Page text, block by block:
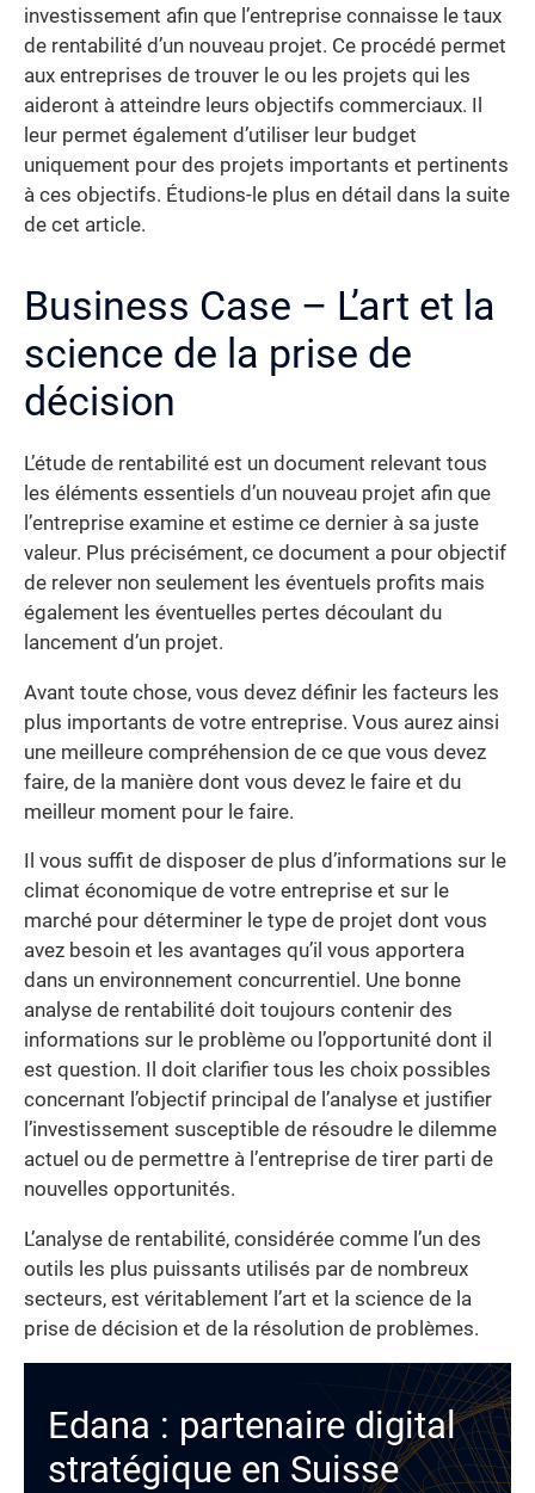
investissement afin que l’entreprise connaisse le taux
de rentabilité d’un nouveau projet. Ce procédé permet
aux entreprises de trouver le ou les projets qui les
aideront à atteindre leurs objectifs commerciaux. Il
leur permet également d’utiliser leur budget
uniquement pour des projets importants et pertinents
à ces objectifs. Étudions-le plus en détail dans la suite
de cet article.
Business Case – L’art et la
science de la prise de
décision
L’étude de rentabilité est un document relevant tous
les éléments essentiels d’un nouveau projet afin que
l’entreprise examine et estime ce dernier à sa juste
valeur. Plus précisément, ce document a pour objectif
de relever non seulement les éventuels profits mais
également les éventuelles pertes découlant du
lancement d’un projet.
Avant toute chose, vous devez définir les facteurs les
plus importants de votre entreprise. Vous aurez ainsi
une meilleure compréhension de ce que vous devez
faire, de la manière dont vous devez le faire et du
meilleur moment pour le faire.
Il vous suffit de disposer de plus d’informations sur le
climat économique de votre entreprise et sur le
marché pour déterminer le type de projet dont vous
avez besoin et les avantages qu’il vous apportera
dans un environnement concurrentiel. Une bonne
analyse de rentabilité doit toujours contenir des
informations sur le problème ou l’opportunité dont il
est question. Il doit clarifier tous les choix possibles
concernant l’objectif principal de l’analyse et justifier
l’investissement susceptible de résoudre le dilemme
actuel ou de permettre à l’entreprise de tirer parti de
nouvelles opportunités.
L’analyse de rentabilité, considérée comme l’un des
outils les plus puissants utilisés par de nombreux
secteurs, est véritablement l’art et la science de la
prise de décision et de la résolution de problèmes.
Edana : partenaire digital
stratégique en Suisse